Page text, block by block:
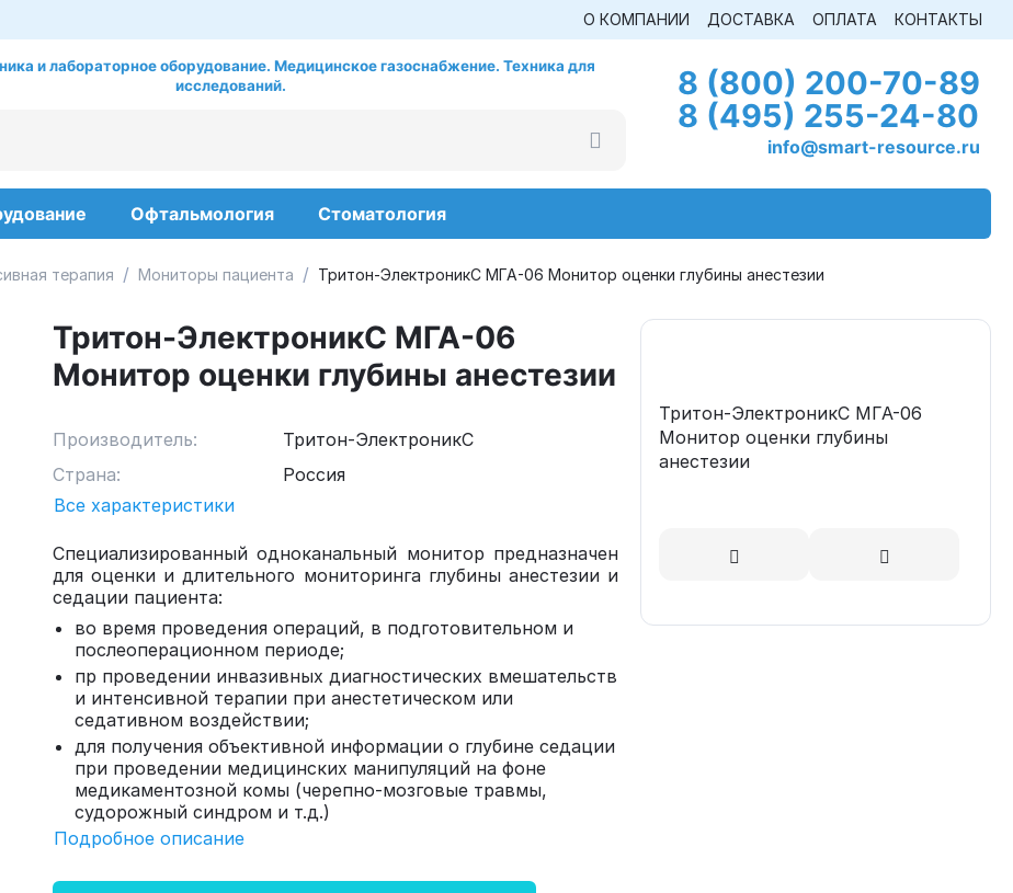
О КОМПАНИИ ДОСТАВКА ОПЛАТА КОНТАКТЫ
и лабораторное оборудование. Медицинское газоснабжение. Техника для
исследований.
8 (800) 200-70-89
8 (495) 255-24-80
info@smart-resource.ru
Офтальмология Стоматология
терапия / Мониторы пациента / Тритон-ЭлектроникС МГА-06 Монитор оценки глубины анестезии
Тритон-ЭлектроникС МГА-06
Монитор оценки глубины анестезии
Производитель:
Тритон-ЭлектроникС
Страна:
Россия
Все характеристики
Специализированный одноканальный монитор предназначен
для оценки и длительного мониторинга глубины анестезии и
седации пациента:
во время проведения операций, в подготовительном и
послеоперационном периоде;
пр проведении инвазивных диагностических вмешательств
и интенсивной терапии при анестетическом или
седативном воздействии;
для получения объективной информации о глубине седации
при проведении медицинских манипуляций на фоне
медикаментозной комы (черепно-мозговые травмы,
судорожный синдром и т.д.)
Подробное описание
Тритон-ЭлектроникС МГА-06
Монитор оценки глубины
анестезии